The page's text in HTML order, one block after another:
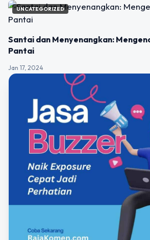
UNCATEGORIZED
Santai dan Menyenangkan:
Pantai
Jan 17, 2024